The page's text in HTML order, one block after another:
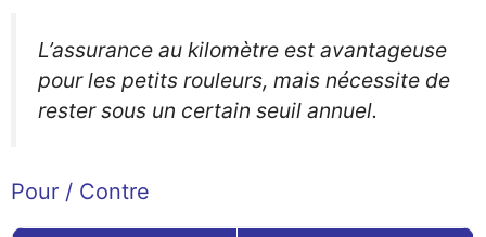
L’assurance au kilomètre est avantageuse
pour les petits rouleurs, mais nécessite de
rester sous un certain seuil annuel.
Pour / Contre